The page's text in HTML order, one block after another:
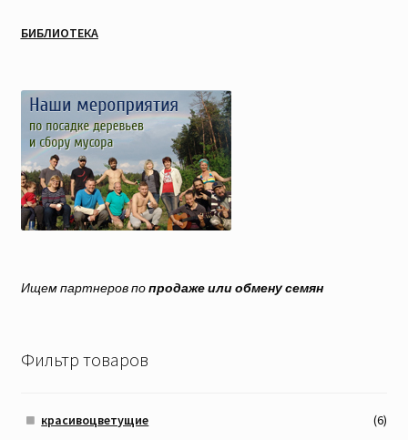
БИБЛИОТЕКА
Ищем партнеров попродаже или обмену семян
Фильтр товаров
красивоцветущие
(6)